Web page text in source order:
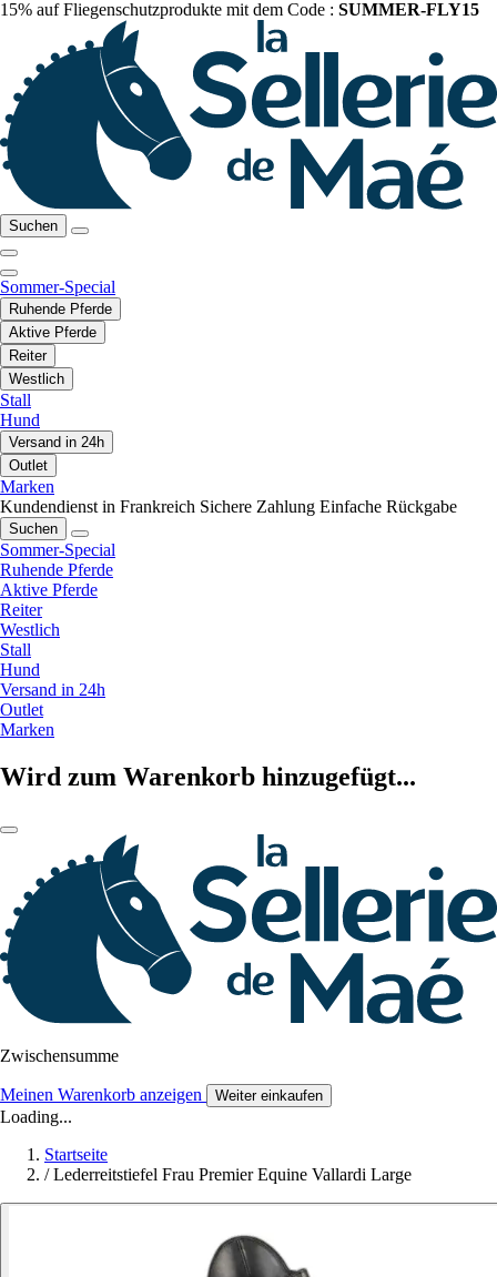
15% auf Fliegenschutzprodukte mit dem Code : SUMMER-FLY15
Suchen
Sommer-Special
Ruhende Pferde
Aktive Pferde
Reiter
Westlich
Stall
Hund
Versand in 24h
Outlet
Marken
Kundendienst in Frankreich Sichere Zahlung Einfache Rückgabe
Suchen
Sommer-Special
Ruhende Pferde
Aktive Pferde
Reiter
Westlich
Stall
Hund
Versand in 24h
Outlet
Marken
Wird zum Warenkorb hinzugefügt...
Zwischensumme
Meinen Warenkorb anzeigen Weiter einkaufen
Loading...
Startseite
/ Lederreitstiefel Frau Premier Equine Vallardi Large